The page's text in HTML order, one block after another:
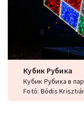
Кубик Рубика
Кубик Рубика в
Fotó: Bódis